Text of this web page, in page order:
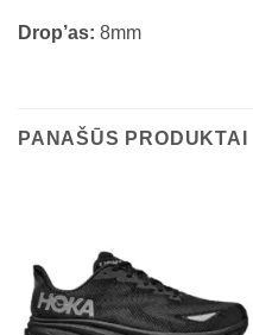
Drop’as: 8mm
PANAŠŪS PRODUKTAI